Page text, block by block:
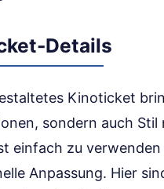
Details
Kinoticket
sondern auch Stil
einfach zu
Anpassung. Hier